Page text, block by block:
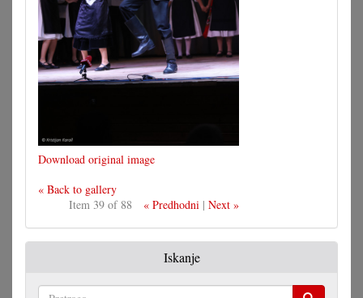
Download original image
« Back to gallery
Item 39 of 88
« Predhodni | Next »
Iskanje